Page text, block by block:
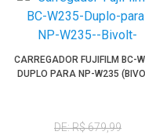
CARREGADOR FUJIFILM BC-
DUPLO PARA NP-W235
DE: R$ 679,99